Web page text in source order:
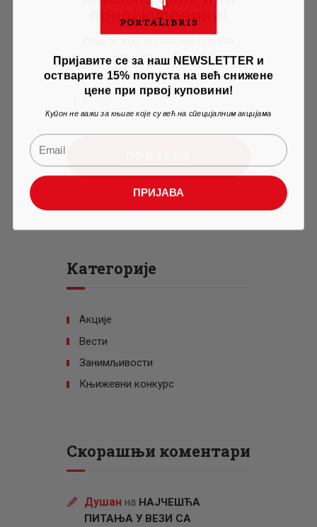
првој куповини!
специјалним акцијама
Категорије
Акције
Вести
Занимљивости
Књижевни конкурс
Скорашњи коментари
Душан на НАЈЧЕШЋА
ПИТАЊА У ВЕЗИ СА
Пријавите се за наш NEWSLETTER и
остварите 15% попуста на већ снижене
цене при првој куповини!
Купон не важи за књиге које су већ на специјалним акцијама
ПРИЈАВА